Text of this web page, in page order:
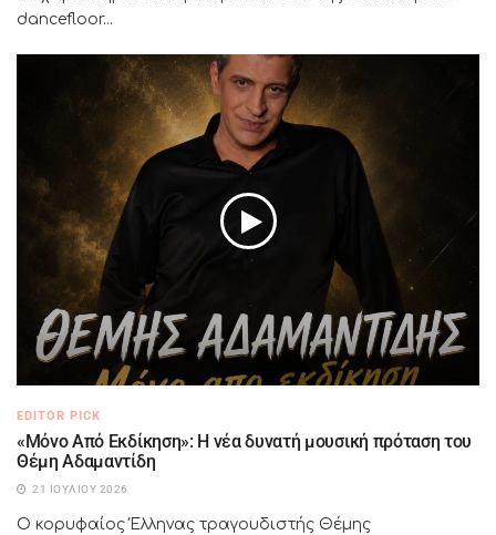
dancefloor...
EDITOR PICK
«Μόνο Από Εκδίκηση»: Η νέα δυνατή μουσική πρόταση του
Θέμη Αδαμαντίδη
21 ΙΟΥΛΊΟΥ 2026
Ο κορυφαίος Έλληνας τραγουδιστής Θέμης